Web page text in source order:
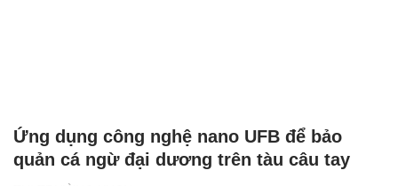
Ứng dụng công nghệ nano UFB để bảo
quản cá ngừ đại dương trên tàu câu tay